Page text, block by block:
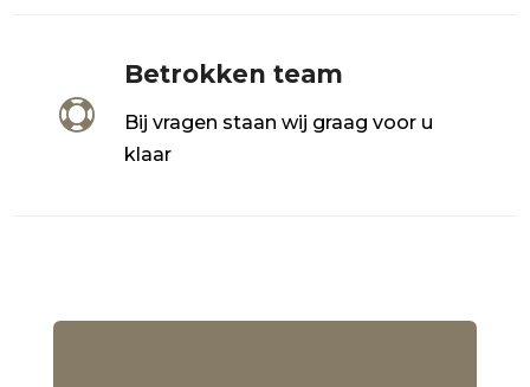

Betrokken team
Bij vragen staan wij graag voor u
klaar